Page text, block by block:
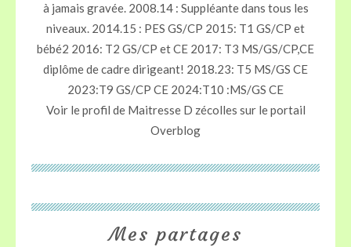
à jamais gravée. 2008.14 : Suppléante dans tous les
niveaux. 2014.15 : PES GS/CP 2015: T1 GS/CP et
bébé2 2016: T2 GS/CP et CE 2017: T3 MS/GS/CP,CE
diplôme de cadre dirigeant! 2018.23: T5 MS/GS CE
2023:T9 GS/CP CE 2024:T10 :MS/GS CE
Voir le profil de Maitresse D zécolles sur le portail
Overblog
Mes partages